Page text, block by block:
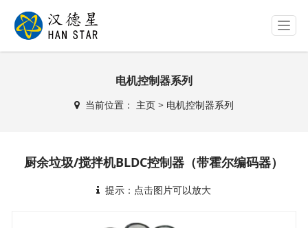
T
o
g
电机控制器系列
当前位置： 主页> 电机控制器系列
厨余垃圾/搅拌机BLDC控制器（带霍尔编码器）
提示：点击图片可以放大